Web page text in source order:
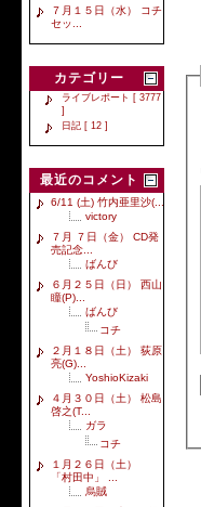
７月１５日（水） コチ
セッ...
カテゴリー
ライブレポート [ 3777
]
日記 [ 12 ]
最近のコメント
6/11 (土) 竹内亜里沙(...
victory
７月 ７日（金） CD発
売記念...
ばんび
６月２５日（日） 西山
瞳(P)...
ばんび
コチ
２月１８日（土） 荻原
亮(G)...
YoshioKizaki
４月３０日（土） 松島
啓之(T...
ガラ
コチ
１月２６日（土）
「村田中」 ...
烏賊